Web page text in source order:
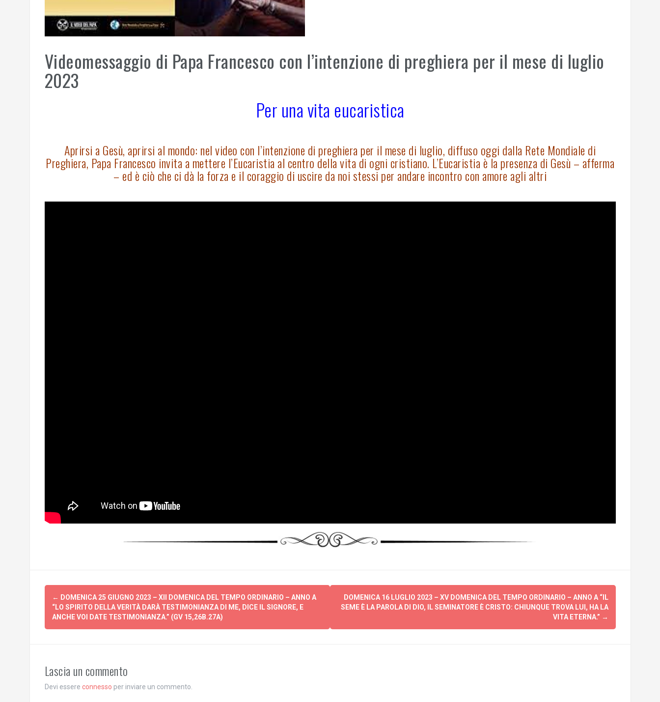
Videomessaggio di Papa Francesco con l’intenzione di preghiera per il mese di luglio
2023
Per una vita eucaristica
Aprirsi a Gesù, aprirsi al mondo: nel video con l’intenzione di preghiera per il mese di luglio, diffuso oggi dalla Rete Mondiale di
Preghiera, Papa Francesco invita a mettere l’Eucaristia al centro della vita di ogni cristiano. L’Eucaristia è la presenza di Gesù – afferma
– ed è ciò che ci dà la forza e il coraggio di uscire da noi stessi per andare incontro con amore agli altri
Post
navigation
← DOMENICA 25 GIUGNO 2023 – XII DOMENICA DEL TEMPO ORDINARIO – ANNO A
“LO SPIRITO DELLA VERITÀ DARÀ TESTIMONIANZA DI ME, DICE IL SIGNORE, E
ANCHE VOI DATE TESTIMONIANZA.” (GV 15,26B.27A)
DOMENICA 16 LUGLIO 2023 – XV DOMENICA DEL TEMPO ORDINARIO – ANNO A “IL
SEME È LA PAROLA DI DIO, IL SEMINATORE È CRISTO: CHIUNQUE TROVA LUI, HA LA
VITA ETERNA.” →
Lascia un commento
Devi essere connesso per inviare un commento.